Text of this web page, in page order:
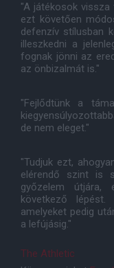
"A játékosok vissza
ezt követően
defenzív stílusban
illeszkedni a
fognak jönni az
az önbizalmát is."
"Fejlődtünk a
de nem eleget."
"Tudjuk ezt,
elérendő szint is
győzelem
következő lépést.
amelyeket pedig
a lefújásig."
The Athletic